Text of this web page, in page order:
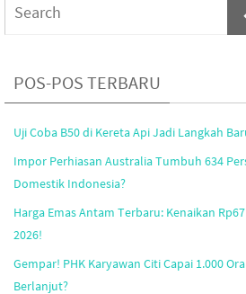
POS-POS TERBARU
Uji Coba B50 di Kereta Api Jadi Langkah
Impor Perhiasan Australia Tumbuh 634
Domestik Indonesia?
Harga Emas Antam Terbaru: Kenaikan
2026!
Gempar! PHK Karyawan Citi Capai 1.000
Berlanjut?